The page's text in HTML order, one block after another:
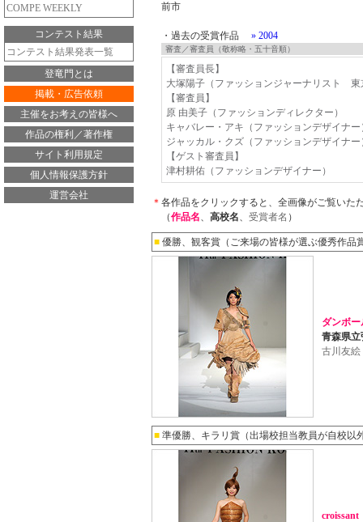
COMPE WEEKLY
コンテスト結果
コンテスト結果発表一覧
登竜門とは
掲載・広告依頼
主催をお考えの皆様へ
作品の権利／著作権
サイト利用規定
個人情報保護方針
運営会社
前市
・過去の受賞作品 » 2004
審査／審査員（敬称略・五十音順）
【審査員長】
大塚陽子（ファッションジャーナリスト
【審査員】
原 由美子（ファッションディレクター）
キャバレー・アキ（ファッションデザイナー
ジャッカル・クズ（ファッションデザイナー
【ゲスト審査員】
津村耕佑（ファッションデザイナー）
＊ 各作品をクリックすると、全画像がご覧いた
（作品名、 高校名、 受賞者名 ）
■ 優勝、観客賞（ご来場の皆様が選ぶ優秀作品
ダンボー
青森県立
古川友絵
■ 準優勝、キラリ賞（出場校担当教員が自校以
croissant